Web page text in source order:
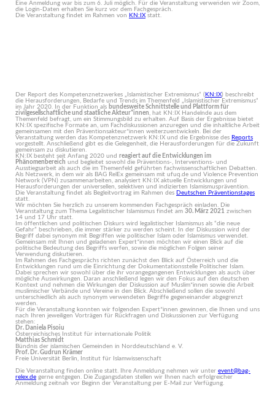
Eine Anmeldung war bis zum 6. Juli möglich. Für die Veranstaltung verwenden wir Zoom,
die Login-Daten erhalten Sie kurz vor dem Fachgespräch.
Die Veranstaltung findet im Rahmen von KN:IXstatt.
Der Report des Kompetenznetzwerkes „Islamistischer Extremismus“ ( KN:IX) beschreibt
die Herausforderungen, Bedarfe und Trends im Themenfeld „Islamistischer Extremismus“
im Jahr 2020. In der Funktion als bundesweite Schnittstelle und Plattform für
zivilgesellschaftliche und staatliche Akteur*innen, hat KN:IX Handelnde aus dem
Themenfeld befragt, um ein Stimmungsbild zu erhalten. Auf Basis der Ergebnisse bietet
KN:IX spezifische Formate an, um Fachdiskussionen anzuregen und die inhaltliche Arbeit
gemeinsamen mit den Präventionsakteur*innen weiterzuentwickeln. Bei der
Veranstaltung werden das Kompetenznetzwerk KN:IX und die Ergebnisse des Reports
vorgestellt. Anschließend gibt es die Gelegenheit, die Herausforderungen für die Zukunft
gemeinsam zu diskutieren.
KN:IX besteht seit Anfang 2020 und reagiert auf die Entwicklungen im
Phänomenbereich und begleitet sowohl die Präventions-, Interventions- und
Ausstiegsarbeit als auch die im Themenfeld geführten fachwissenschaftlichen Debatten.
Als Netzwerk, in dem wir als BAG RelEx gemeinsam mit ufuq.de und Violence Prevention
Network (VPN) zusammenarbeiten, analysiert KN:IX aktuelle Entwicklungen und
Herausforderungen der universellen, selektiven und indizierten Islamismusprävention.
Die Veranstaltung findet als Begleitvortrag im Rahmen des Deutschen Präventionstages
statt.
Wir möchten Sie herzlich zu unserem kommenden Fachgespräch einladen. Die
Veranstaltung zum Thema Legalistischer Islamismus findet am 30. März 2021 zwischen
14 und 17 Uhr statt.
Im öffentlichen und politischen Diskurs wird legalistischer Islamismus als “die neue
Gefahr” beschrieben, die immer stärker zu werden scheint. In der Diskussion wird der
Begriff dabei synonym mit Begriffen wie politischer Islam oder Islamismus verwendet.
Gemeinsam mit Ihnen und geladenen Expert*innen möchten wir einen Blick auf die
politische Bedeutung des Begriffs werfen, sowie die möglichen Folgen seiner
Verwendung diskutieren.
Im Rahmen des Fachgesprächs richten zunächst den Blick auf Österreich und die
Entwicklungen rund um die Einrichtung der Dokumentationsstelle Politischer Islam.
Dabei sprechen wir sowohl über die ihr vorangegangenen Entwicklungen als auch über
mögliche Auswirkungen. Daran anschließend legen wir den Fokus auf den deutschen
Kontext und nehmen die Wirkungen der Diskussion auf Muslim*innen sowie die Arbeit
muslimischer Verbände und Vereine in den Blick. Abschließend sollen die sowohl
unterschiedlich als auch synonym verwendeten Begriffe gegeneinander abgegrenzt
werden.
Für die Veranstaltung konnten wir folgenden Expert*innen gewinnen, die Ihnen und uns
nach Ihren jeweiligen Vorträgen für Rückfragen und Diskussionen zur Verfügung
stehen:
Dr. Daniela Pisoiu
Österreichisches Institut für internationale Politik
Matthias Schmidt
Bündnis der islamischen Gemeinden in Norddeutschland e. V.
Prof. Dr. Gudrun Krämer
Freie Universität Berlin, Institut für Islamwissenschaft
Die Veranstaltung finden online statt. Ihre Anmeldung nehmen wir unter event@bag-
relex.de gerne entgegen. Die Zugangsdaten stellen wir Ihnen nach erfolgreicher
Anmeldung zeitnah vor Beginn der Veranstaltung per E-Mail zur Verfügung.